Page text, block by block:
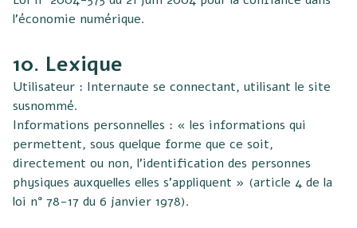
l’économie numérique.
10. Lexique
Utilisateur : Internaute se connectant, utilisant le site
susnommé.
Informations personnelles : « les informations qui
permettent, sous quelque forme que ce soit,
directement ou non, l’identification des personnes
physiques auxquelles elles s’appliquent » (article 4 de la
loi n° 78-17 du 6 janvier 1978).